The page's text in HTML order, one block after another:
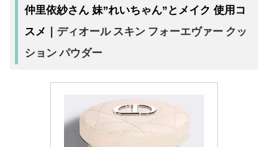
仲里依紗さん 妹”れいちゃん”とメイク 使用コ
スメ｜ ディオール スキン フォーエヴァー クッ
ション パウダー